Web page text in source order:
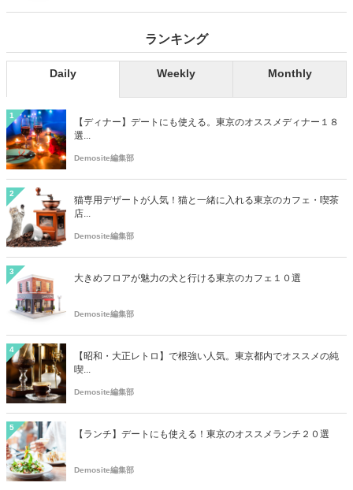
ランキング
Daily Weekly Monthly
1
【ディナー】デートにも使える。東京のオススメディナー１８
選...
Demosite編集部
2
猫専用デザートが人気！猫と一緒に入れる東京のカフェ・喫茶
店...
Demosite編集部
3
大きめフロアが魅力の犬と行ける東京のカフェ１０選
Demosite編集部
4
【昭和・大正レトロ】で根強い人気。東京都内でオススメの純
喫...
Demosite編集部
5
【ランチ】デートにも使える！東京のオススメランチ２０選
Demosite編集部